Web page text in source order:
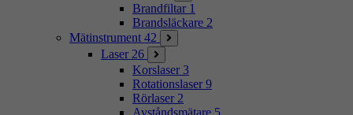
Brandfiltar 1
Brandsläckare 2
Mätinstrument 42
Laser 26
Korslaser 3
Rotationslaser 9
Rörlaser 2
Avståndsmätare 5